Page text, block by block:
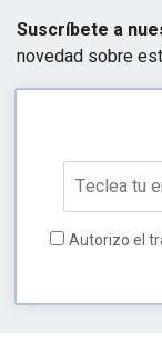
Suscríbete a
novedad sobre
Autorizo el